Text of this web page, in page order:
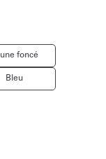
foncé
Bleu